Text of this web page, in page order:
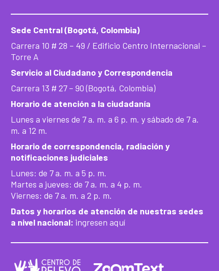
Sede Central (Bogotá, Colombia)
Carrera 10 # 28 – 49 / Edificio Centro Internacional –
Torre A
Servicio al Ciudadano y Correspondencia
Carrera 13 # 27 – 90 (Bogotá, Colombia)
Horario de atención a la ciudadanía
Lunes a viernes de 7 a. m. a 6 p. m. y sábado de 7 a.
m. a 12 m.
Horario de correspondencia, radiación y
notificaciones judiciales
Lunes: de 7 a. m. a 5 p. m.
Martes a jueves: de 7 a. m. a 4 p. m.
Viernes: de 7 a. m. a 2 p. m.
Datos y horarios de atención de nuestras sedes
a nivel nacional: ingresen aquí